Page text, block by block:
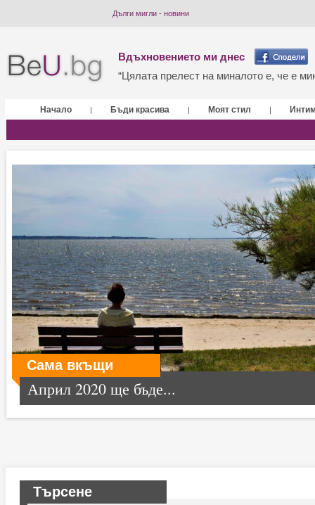
Дълги мигли - новини
Вдъхновението ми днес
“Цялата прелест на миналото е, че е
Начало | Бъди красива | Моят стил |
Сама вкъщи
Април 2020 ще бъде...
Търсене